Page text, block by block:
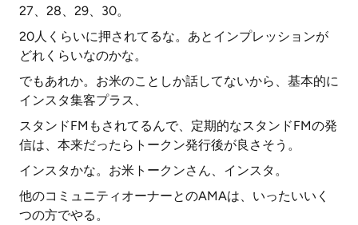
27、28、29、30。
20人くらいに押されてるな。あとインプレッションが
どれくらいなのかな。
でもあれか。お米のことしか話してないから、基本的に
インスタ集客プラス、
スタンドFMもされてるんで、定期的なスタンドFMの発
信は、本来だったらトークン発行後が良さそう。
インスタかな。お米トークンさん、インスタ。
他のコミュニティオーナーとのAMAは、いったいいく
つの方でやる。